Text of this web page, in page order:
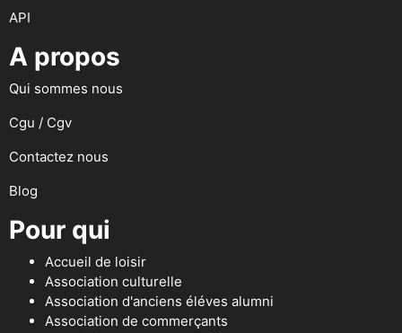
API
A propos
Qui sommes nous
Cgu / Cgv
Contactez nous
Blog
Pour qui
Accueil de loisir
Association culturelle
Association d'anciens éléves alumni
Association de commerçants